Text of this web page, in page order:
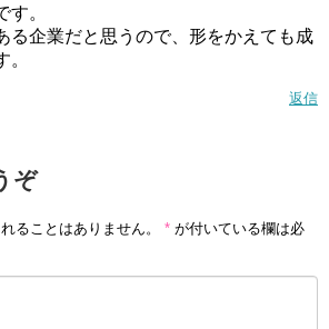
す。
る企業だと思うので、形をかえても成
返信
ぞ
ることはありません。 * が付いている欄は必